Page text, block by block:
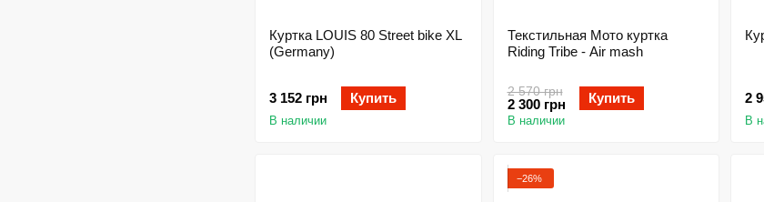
Куртка LOUIS 80 Street bike XL
(Germany)
3 152 грн Купить
В наличии
Текстильная Мото куртка
Riding Tribe - Air mash
2 570 грн
2 300 грн Купить
В наличии
2
В
−26%